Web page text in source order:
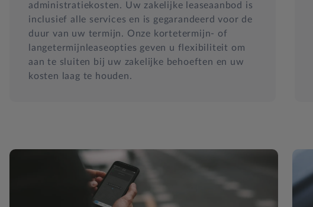
administratiekosten. Uw zakelijke leaseaanbod is
inclusief alle services en is gegarandeerd voor de
duur van uw termijn. Onze kortetermijn- of
langetermijnleaseopties geven u flexibiliteit om
aan te sluiten bij uw zakelijke behoeften en uw
kosten laag te houden.